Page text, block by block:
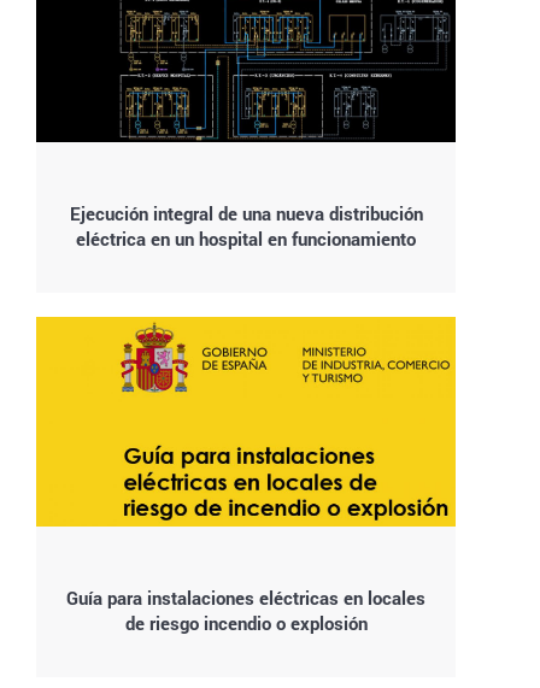
Ejecución integral de una nueva distribución
eléctrica en un hospital en funcionamiento
Guía para instalaciones eléctricas en locales
de riesgo incendio o explosión